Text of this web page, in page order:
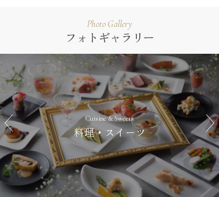
Photo Gallery
フォトギャラリー
Cuisine & Sweets
料理・スイーツ